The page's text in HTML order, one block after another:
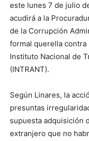
este lunes 7 de julio
acudirá a la
de la Corrupción
formal querella
Instituto Nacional de
(INTRANT).
Según Linares, la
presuntas
supuesta adquisición
extranjero que no